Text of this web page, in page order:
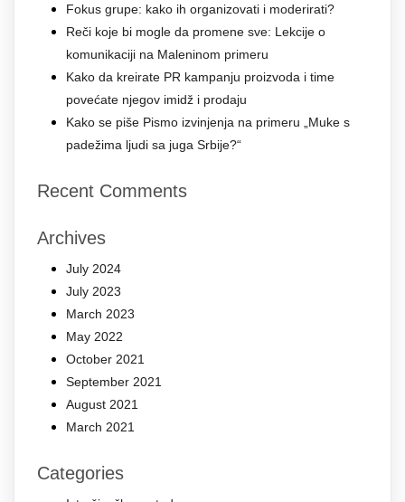
Fokus grupe: kako ih organizovati i moderirati?
Reči koje bi mogle da promene sve: Lekcije o
komunikaciji na Maleninom primeru
Kako da kreirate PR kampanju proizvoda i time
povećate njegov imidž i prodaju
Kako se piše Pismo izvinjenja na primeru „Muke s
padežima ljudi sa juga Srbije?“
Recent Comments
Archives
July 2024
July 2023
March 2023
May 2022
October 2021
September 2021
August 2021
March 2021
Categories